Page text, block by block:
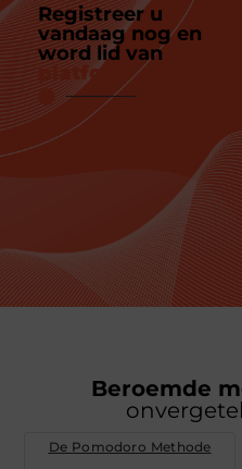
Registreer u
vandaag nog en
word lid van
platform
Beroemde
De Pomodoro Methode